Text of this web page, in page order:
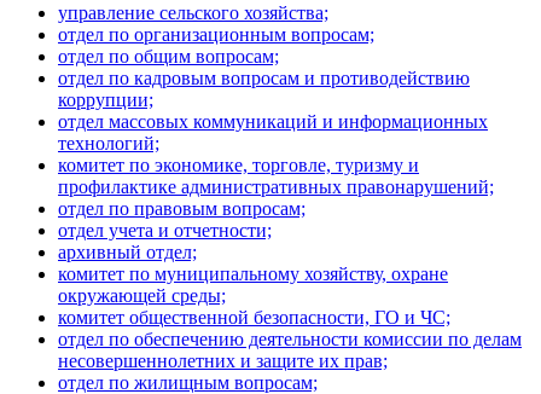
управление сельского хозяйства;
отдел по организационным вопросам;
отдел по общим вопросам;
отдел по кадровым вопросам и противодействию
коррупции;
отдел массовых коммуникаций и информационных
технологий;
комитет по экономике, торговле, туризму и
профилактике административных правонарушений;
отдел по правовым вопросам;
отдел учета и отчетности;
архивный отдел;
комитет по муниципальному хозяйству, охране
окружающей среды;
комитет общественной безопасности, ГО и ЧС;
отдел по обеспечению деятельности комиссии по делам
несовершеннолетних и защите их прав;
отдел по жилищным вопросам;